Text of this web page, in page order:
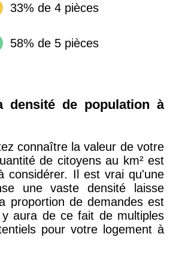
33% de 4 pièces
58% de 5 pièces
densité de population à
connaître la valeur de votre
de citoyens au km² est
considérer. Il est vrai qu'une
une vaste densité laisse
proportion de demandes est
aura de ce fait de multiples
pour votre logement à